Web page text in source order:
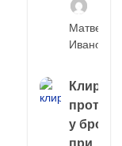
Матвей
Иванов
Клиринг
у
при